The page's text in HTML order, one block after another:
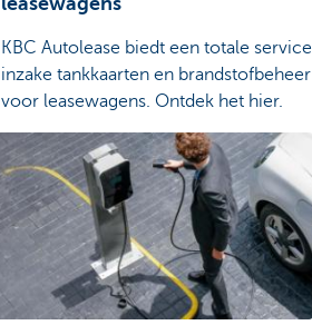
KBC Autolease biedt een totale service
inzake tankkaarten en brandstofbeheer
voor leasewagens. Ontdek het hier.